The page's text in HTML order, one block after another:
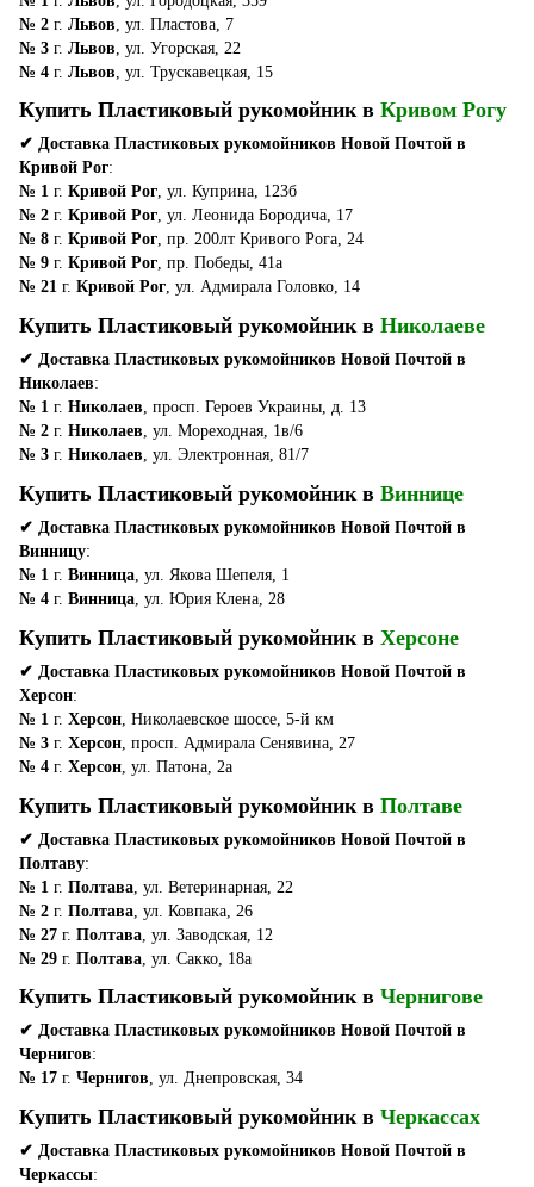
№ 2 г. Львов , ул. Пластова, 7
№ 3 г. Львов , ул. Угорская, 22
№ 4 г. Львов , ул. Трускавецкая, 15
Купить Пластиковый рукомойник в Кривом Рогу
✔ Доставка Пластиковых рукомойников Новой Почтой в
Кривой Рог:
№ 1 г. Кривой Рог, ул. Куприна, 123б
№ 2 г. Кривой Рог, ул. Леонида Бородича, 17
№ 8 г. Кривой Рог, пр. 200лт Кривого Рога, 24
№ 9 г. Кривой Рог, пр. Победы, 41а
№ 21 г. Кривой Рог, ул. Адмирала Головко, 14
Купить Пластиковый рукомойник в Николаеве
✔ Доставка Пластиковых рукомойников Новой Почтой в
Николаев:
№ 1 г. Николаев, просп. Героев Украины, д. 13
№ 2 г. Николаев, ул. Мореходная, 1в/6
№ 3 г. Николаев, ул. Электронная, 81/7
Купить Пластиковый рукомойник в Виннице
✔ Доставка Пластиковых рукомойников Новой Почтой в
Винницу:
№ 1 г. Винница, ул. Якова Шепеля, 1
№ 4 г. Винница, ул. Юрия Клена, 28
Купить Пластиковый рукомойник в Херсоне
✔ Доставка Пластиковых рукомойников Новой Почтой в
Херсон:
№ 1 г. Херсон , Николаевское шоссе, 5-й км
№ 3 г. Херсон , просп. Адмирала Сенявина, 27
№ 4 г. Херсон , ул. Патона, 2а
Купить Пластиковый рукомойник в Полтаве
✔ Доставка Пластиковых рукомойников Новой Почтой в
Полтаву:
№ 1 г. Полтава , ул. Ветеринарная, 22
№ 2 г. Полтава , ул. Ковпака, 26
№ 27 г. Полтава , ул. Заводская, 12
№ 29 г. Полтава , ул. Сакко, 18а
Купить Пластиковый рукомойник в Чернигове
✔ Доставка Пластиковых рукомойников Новой Почтой в
Чернигов:
№ 17 г. Чернигов, ул. Днепровская, 34
Купить Пластиковый рукомойник в Черкассах
✔ Доставка Пластиковых рукомойников Новой Почтой в
Черкассы: